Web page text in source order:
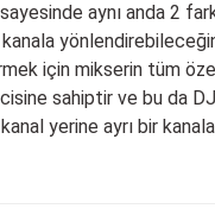
aynı anda 2
için mikserin tüm
sahiptir ve bu da
yerine ayrı bir